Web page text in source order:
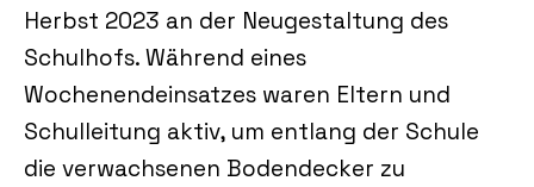
Herbst 2023 an der Neugestaltung des
Schulhofs. Während eines
Wochenendeinsatzes waren Eltern und
Schulleitung aktiv, um entlang der Schule
die verwachsenen Bodendecker zu